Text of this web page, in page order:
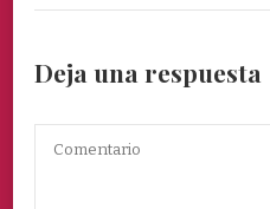
Deja una respuesta